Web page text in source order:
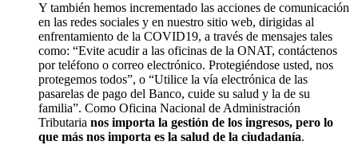
Y también hemos incrementado las acciones de comunicación
en las redes sociales y en nuestro sitio web, dirigidas al
enfrentamiento de la COVID19, a través de mensajes tales
como: “Evite acudir a las oficinas de la ONAT, contáctenos
por teléfono o correo electrónico. Protegiéndose usted, nos
protegemos todos”, o “Utilice la vía electrónica de las
pasarelas de pago del Banco, cuide su salud y la de su
familia”. Como Oficina Nacional de Administración
Tributaria nos importa la gestión de los ingresos, pero lo
que más nos importa es la salud de la ciudadanía.